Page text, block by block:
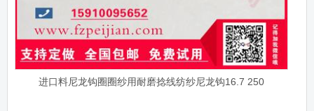
进口料尼龙钩圈圈纱用耐磨捻线纺纱尼龙钩16.7 250